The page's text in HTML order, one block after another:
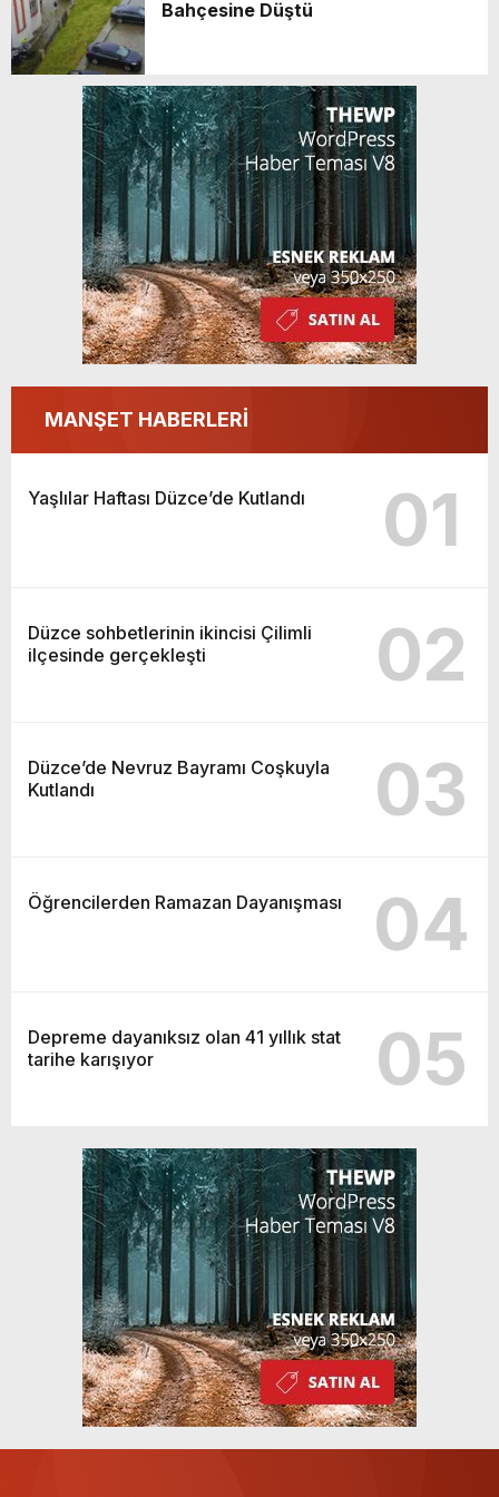
Bahçesine Düştü
MANŞET HABERLERİ
Yaşlılar Haftası Düzce’de Kutlandı 01
Düzce sohbetlerinin ikincisi Çilimli
ilçesinde gerçekleşti
02
Düzce’de Nevruz Bayramı Coşkuyla
Kutlandı
03
Öğrencilerden Ramazan Dayanışması 04
Depreme dayanıksız olan 41 yıllık stat
tarihe karışıyor
05